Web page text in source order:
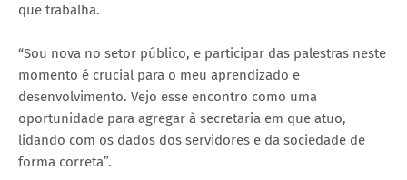
que trabalha.
“Sou nova no setor público, e participar das palestras neste
momento é crucial para o meu aprendizado e
desenvolvimento. Vejo esse encontro como uma
oportunidade para agregar à secretaria em que atuo,
lidando com os dados dos servidores e da sociedade de
forma correta”.